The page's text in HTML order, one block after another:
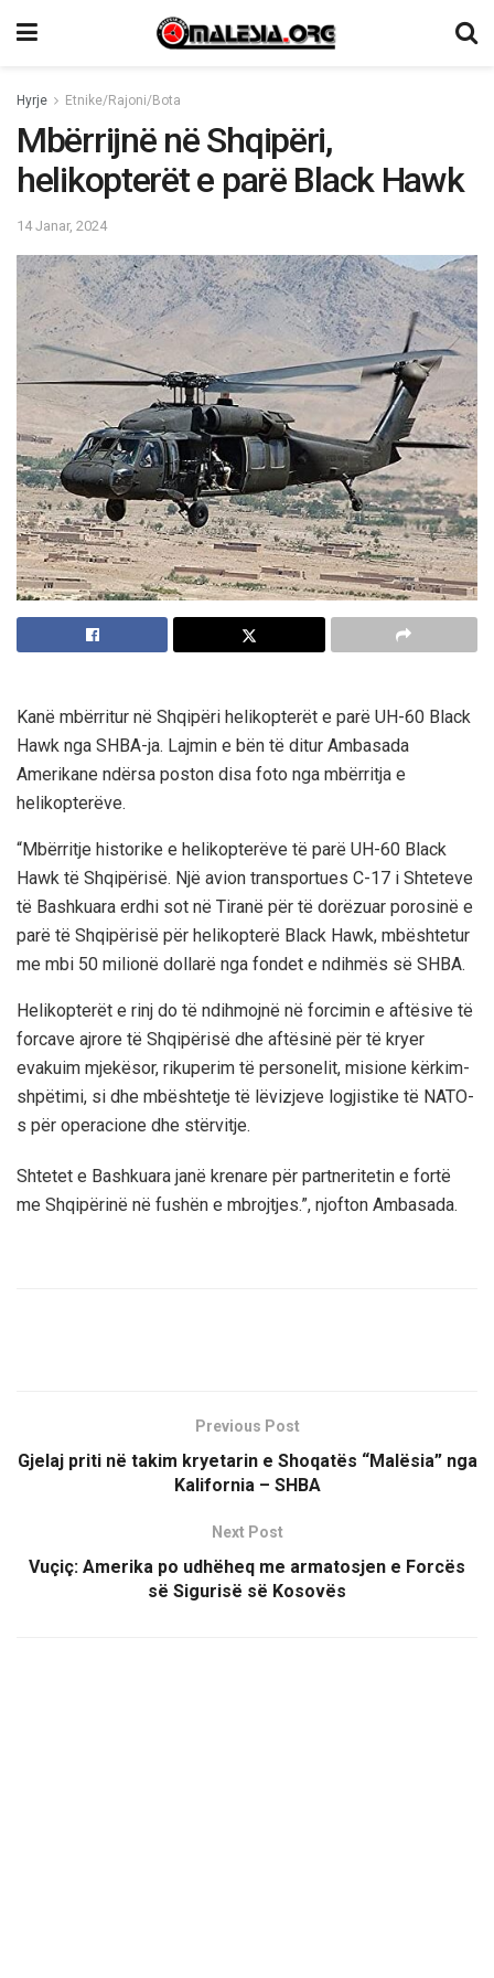
Hyrje Etnike/Rajoni/Bota
Mbërrijnë në Shqipëri,
helikopterët e parë Black Hawk
14 Janar, 2024
Kanë mbërritur në Shqipëri helikopterët e parë UH-60 Black
Hawk nga SHBA-ja. Lajmin e bën të ditur Ambasada
Amerikane ndërsa poston disa foto nga mbërritja e
helikopterëve.
“Mbërritje historike e helikopterëve të parë UH-60 Black
Hawk të Shqipërisë. Një avion transportues C-17 i Shteteve
të Bashkuara erdhi sot në Tiranë për të dorëzuar porosinë e
parë të Shqipërisë për helikopterë Black Hawk, mbështetur
me mbi 50 milionë dollarë nga fondet e ndihmës së SHBA.
Helikopterët e rinj do të ndihmojnë në forcimin e aftësive të
forcave ajrore të Shqipërisë dhe aftësinë për të kryer
evakuim mjekësor, rikuperim të personelit, misione kërkim-
shpëtimi, si dhe mbështetje të lëvizjeve logjistike të NATO-
s për operacione dhe stërvitje.
Shtetet e Bashkuara janë krenare për partneritetin e fortë
me Shqipërinë në fushën e mbrojtjes.”, njofton Ambasada.
Previous Post
Gjelaj priti në takim kryetarin e Shoqatës “Malësia” nga
Kalifornia – SHBA
Next Post
Vuçiç: Amerika po udhëheq me armatosjen e Forcës
së Sigurisë së Kosovës